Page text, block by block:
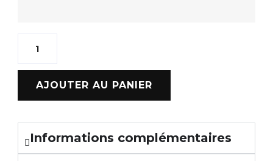
AJOUTER AU PANIER
Informations complémentaires